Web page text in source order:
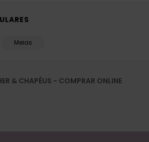
Meias
& CHAPÉUS - COMPRAR ONLINE